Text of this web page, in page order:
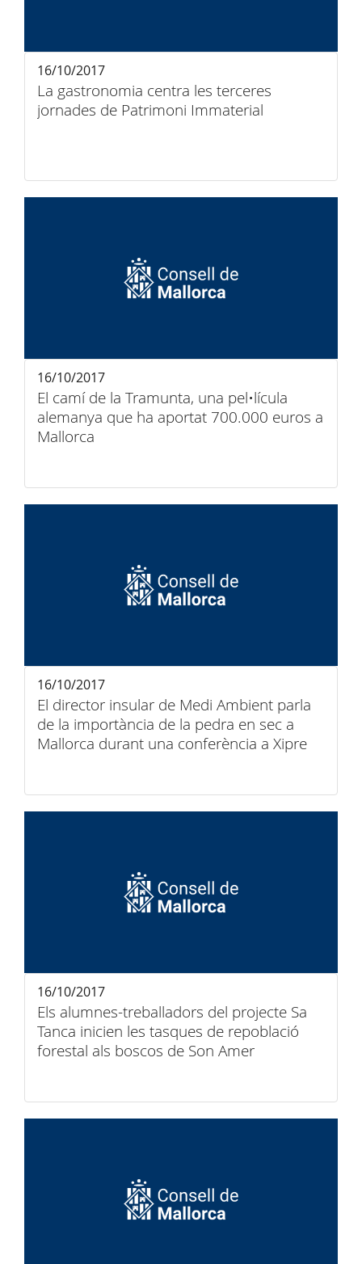
La gastronomia centra les terceres
jornades de Patrimoni Immaterial
16/10/2017
El camí de la Tramunta, una pel•lícula
alemanya que ha aportat 700.000 euros a
Mallorca
16/10/2017
El director insular de Medi Ambient parla
de la importància de la pedra en sec a
Mallorca durant una conferència a Xipre
16/10/2017
Els alumnes-treballadors del projecte Sa
Tanca inicien les tasques de repoblació
forestal als boscos de Son Amer
16/10/2017